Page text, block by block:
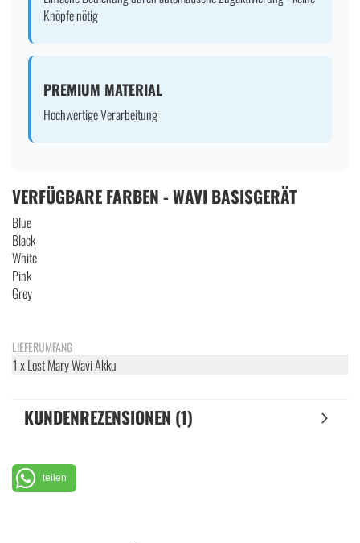
Knöpfe nötig
PREMIUM MATERIAL
Hochwertige Verarbeitung
VERFÜGBARE FARBEN - WAVI BASISGERÄT
Blue
Black
White
Pink
Grey
LIEFERUMFANG
1 x Lost Mary Wavi Akku
KUNDENREZENSIONEN (1)
teilen